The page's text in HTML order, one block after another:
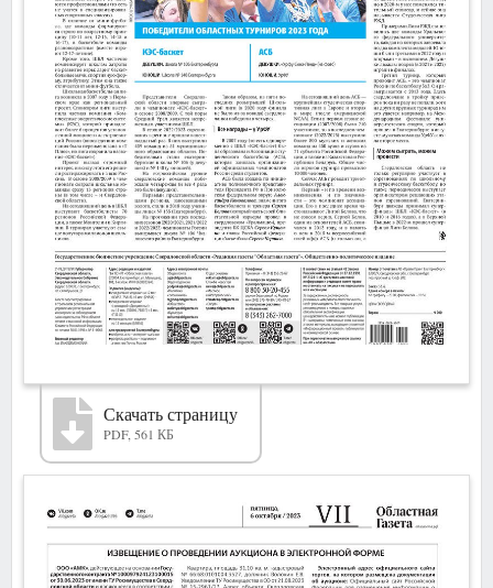
Скачать страницу
PDF, 561 КБ